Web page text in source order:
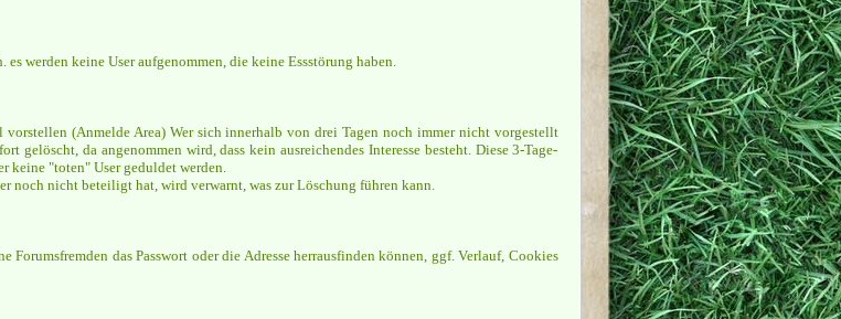
werden keine User aufgenommen, die keine Essstörung haben.
vorstellen (Anmelde Area) Wer sich innerhalb von drei Tagen noch immer nicht vorgestellt
gelöscht, da angenommen wird, dass kein ausreichendes Interesse besteht. Diese 3-Tage-
keine "toten" User geduldet werden.
noch nicht beteiligt hat, wird verwarnt, was zur Löschung führen kann.
das Passwort oder die Adresse herrausfinden können, ggf. Verlauf, Cookies